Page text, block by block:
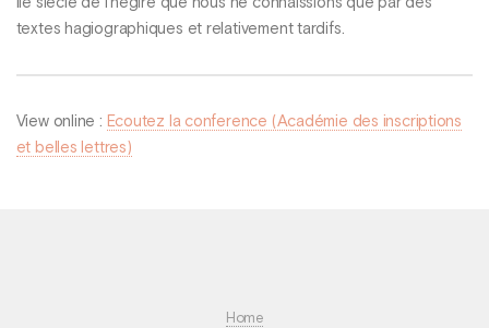
IIe siècle de l’hégire que nous ne connaissions que par des
textes hagiographiques et relativement tardifs.
View online : Ecoutez la conference (Académie des inscriptions
et belles lettres)
Home